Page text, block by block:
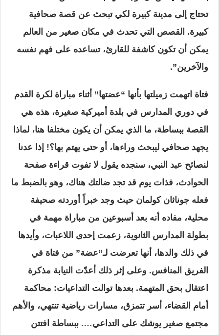
تحتاج إلى مدينة كبيرة لكي تبحث عن قصة صحافية
كبيرة. القصص التي تحدث في مكان صغير من العالم
يمكن أن تكون كاشفة للقارئ، تساعده على فهم نفسه
والآخرين”.
فتاة اتهمت زميلتها بأنها “عضتها” أثناء مباراة لكرة القدم
في دوري المدارس في بلدة أميركية صغيرة، هذه هي
القصة ببساطة، ما الذي يمكن أن يكون مختلفا هنا، لماذا
يجهد صحافي ليبحث وراءها، أو حتى يهتم بها؟! إذا عدنا
لنصائح عبد النبي، سنجده يقول لا تفوت قراءة صفحة
الحوادث، فذات يوم قد تجد ضالتك هناك، وهو بالضبط ما
فعله جوناثان كولمان حيث وجد خبراً أوردته صحيفة
محلية، مفاده أنه بعد أسبوعين من مباراة مهمة في
بطولة المدارس الثانوية، زعمت إحدى اللاعبات، وأيدها
في ذلك والدها، أنها تعرضت لـ”عضة” من فتاة في
الفريق المنافس. وعلى إثر ذلك أعدّت النيابة مذكرة
اعتقال بحق المتهمة. بعدها توالت التداعيات: محاكمة
أمام القضاء، أسر تتمزق، مسارات رياضية تنتهي، والأهم
مجتمع صغير يوشك على التداعي…. ببساطة افتتن